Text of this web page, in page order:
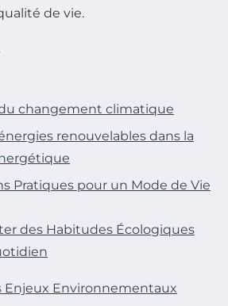
de vie.
changement climatique
renouvelables dans la
Pratiques pour un Mode de Vie
des Habitudes Écologiques
Enjeux Environnementaux